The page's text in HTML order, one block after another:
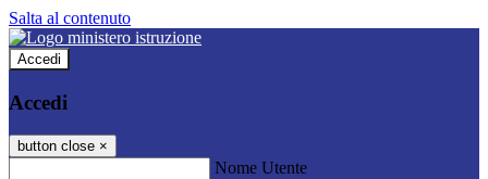
Salta al contenuto
Accedi
Accedi
button close ×
Nome Utente